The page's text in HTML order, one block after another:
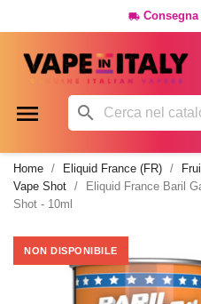

 
Home Eliquid France (FR)
Vape Shot
Eliquid France Baril
Shot - 10ml
NON DISPONIBILE